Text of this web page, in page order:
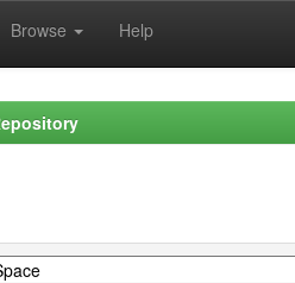
Browse Help